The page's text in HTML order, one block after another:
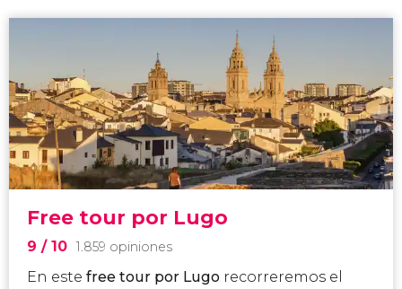
Free tour por Lugo
9 / 10 1.859 opiniones
En este free tour por Lugo recorreremos el